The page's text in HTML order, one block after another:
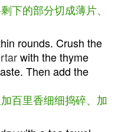
下的部分切成薄片、
rounds. Crush the
with the thyme
Then add the
百里香细细捣碎、加